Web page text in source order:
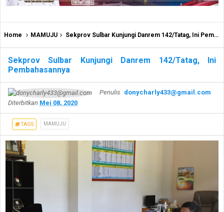
Home MAMUJU Sekprov Sulbar Kunjungi Danrem 142/Tatag, Ini Pembahasannya
Sekprov Sulbar Kunjungi Danrem 142/Tatag, Ini
Pembahasannya
Penulis donycharly433@gmail.com
Diterbitkan Mei 08, 2020
TAGS MAMUJU